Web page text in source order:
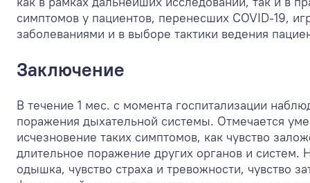
симптомов у пациентов, перенесших COVID-19,
заболеваниями и в выборе тактики ведения
Заключение
В течение 1 мес. с момента госпитализации
поражения дыхательной системы. Отмечается
исчезновение таких симптомов, как чувство
длительное поражение других органов и
одышка, чувство страха и тревожности, чувство